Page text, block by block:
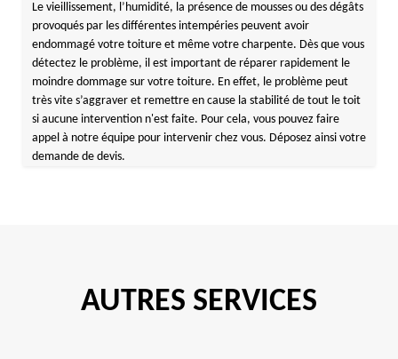
Le vieillissement, l’humidité, la présence de mousses ou des dégâts
provoqués par les différentes intempéries peuvent avoir
endommagé votre toiture et même votre charpente. Dès que vous
détectez le problème, il est important de réparer rapidement le
moindre dommage sur votre toiture. En effet, le problème peut
très vite s’aggraver et remettre en cause la stabilité de tout le toit
si aucune intervention n'est faite. Pour cela, vous pouvez faire
appel à notre équipe pour intervenir chez vous. Déposez ainsi votre
demande de devis.
AUTRES SERVICES